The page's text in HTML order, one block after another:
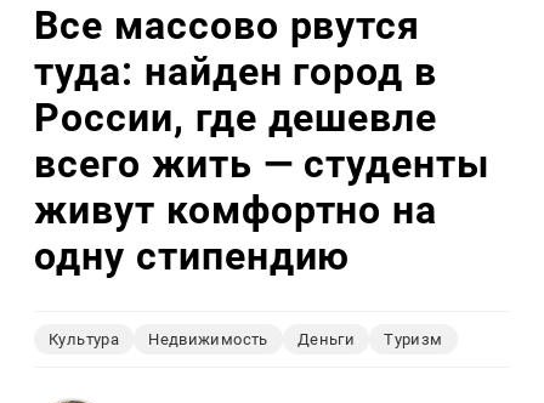
Все массово рвутся
туда: найден город в
России, где дешевле
всего жить — студенты
живут комфортно на
одну стипендию
Культура Недвижимость Деньги Туризм